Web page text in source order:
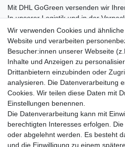
Mit DHL GoGreen versenden wir
In unserer Logistik und in der
immer es möglich ist, auf den
Plastik.
Wir verwenden Cookies und
Website und verarbeiten
Besucher:innen unserer Webseite
Inhalte und Anzeigen zu
Drittanbietern einzubinden oder
analysieren. Die Datenverarbeitung
Cookies. Wir teilen diese Daten mit
Einstellungen benennen.
Die Datenverarbeitung kann mit
berechtigten Interesses erfolgen.
oder abgelehnt werden. Es besteht
und die Einwilligung zu einem